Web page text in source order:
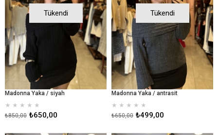
Tükendi
Madonna Yaka / siyah
★ ★ ★ ★ ★
₺650,00
₺850,00
Tükendi
Madonna Yaka / antrasit
★ ★ ★ ★ ★
₺499,00
₺650,00